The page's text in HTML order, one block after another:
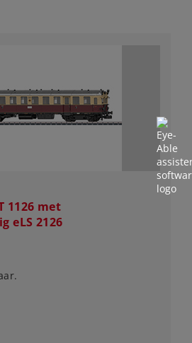
1126 met
eLS 2126